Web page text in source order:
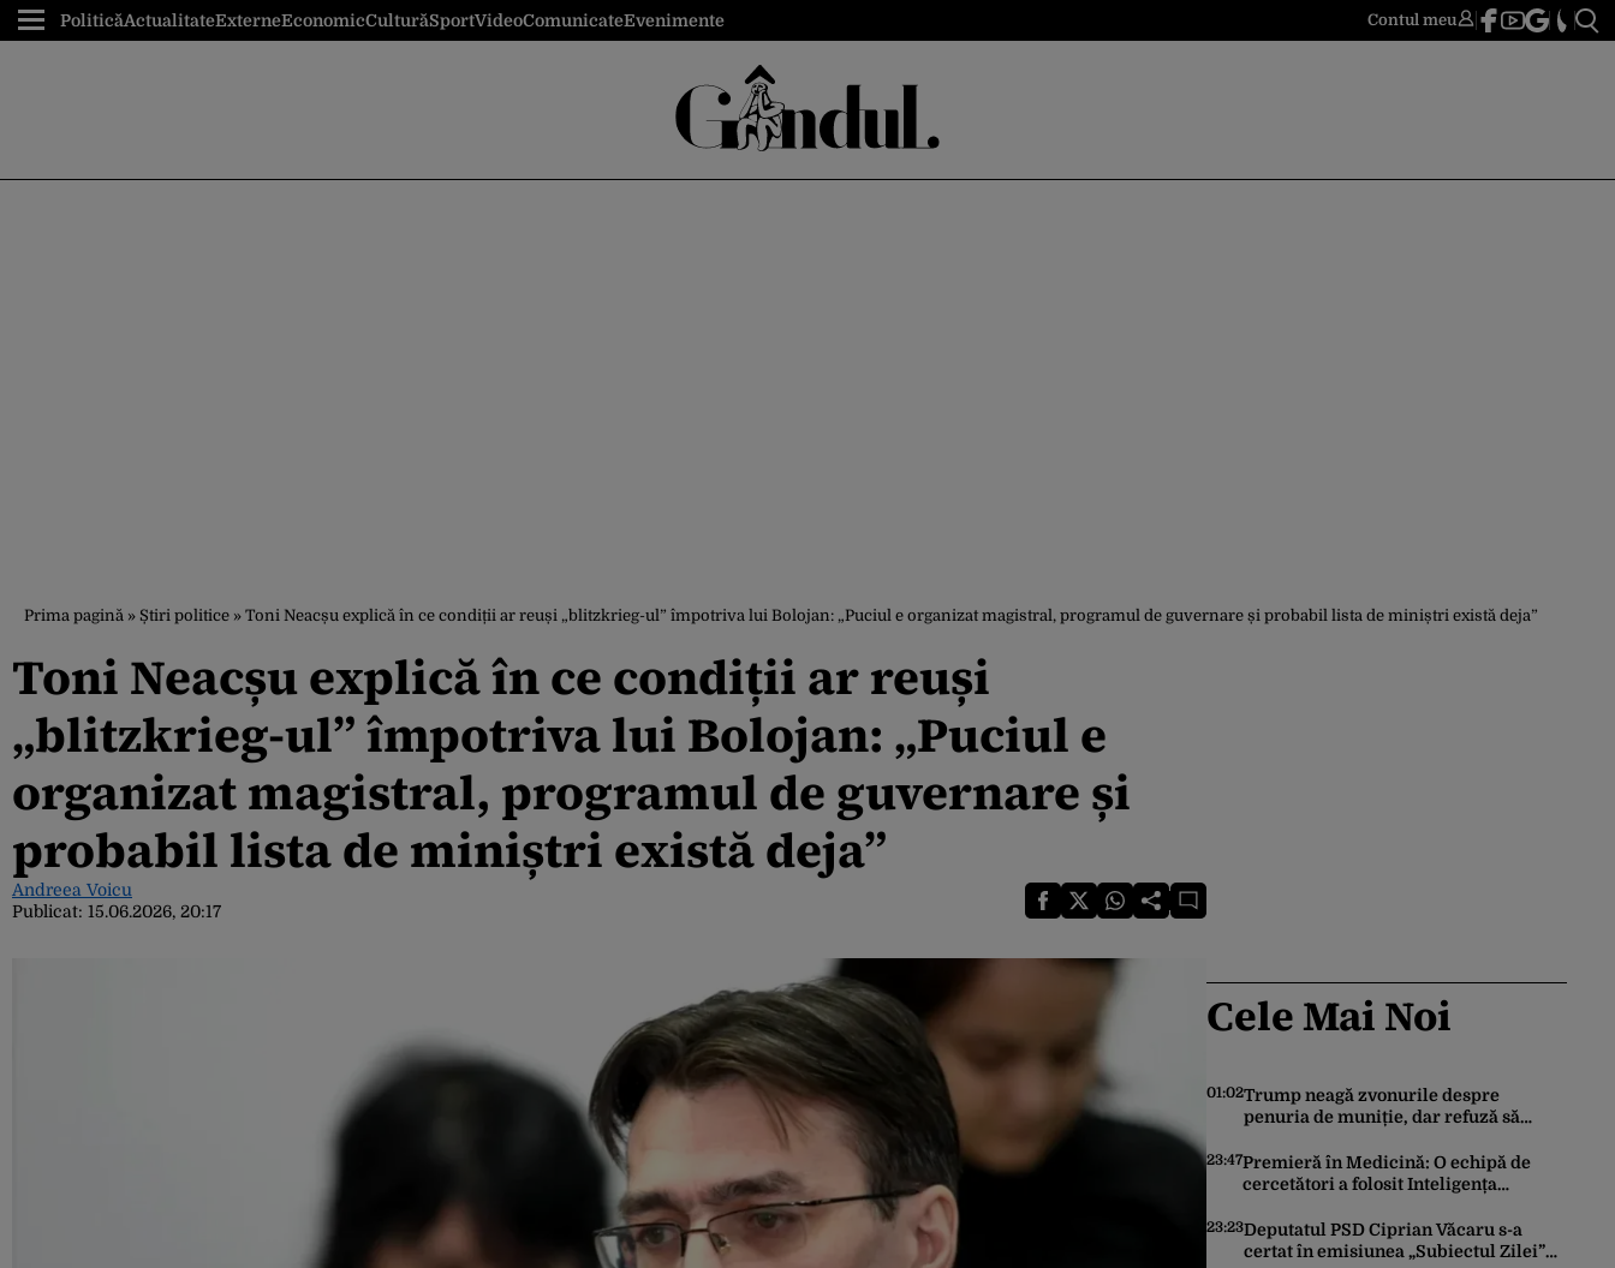
PoliticăActualitateExterneEconomicCulturăSportVideoComunicateEvenimente Contul meu
Prima pagină » Știri politice » Toni Neacșu explică în ce condiții ar reuși „blitzkrieg-ul” împotriva lui Bolojan: „Puciul e organizat magistral, programul de guvernare și probabil lista de miniștri există deja”
Toni Neacșu explică în ce condiții ar reuși
„blitzkrieg-ul” împotriva lui Bolojan: „Puciul e
organizat magistral, programul de guvernare și
probabil lista de miniștri există deja”
Andreea Voicu
Publicat: 15.06.2026, 20:17
Cele Mai Noi
01:02Trump neagă zvonurile despre
penuria de muniție, dar refuză să
nevoie de rachete”
23:47Premieră în Medicină: O echipă de
cercetători a folosit Inteligența
virusuri sintetice la tratarea de E.coli
23:23Deputatul PSD Ciprian Văcaru s-a
certat în emisiunea „Subiectul Zilei”